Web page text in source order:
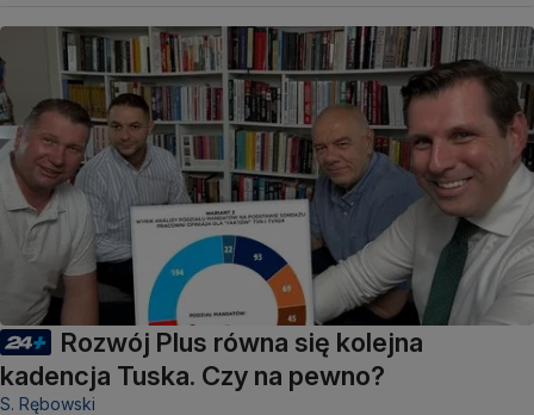
Rozwój Plus równa się kolejna
kadencja Tuska. Czy na pewno?
S. Rębowski